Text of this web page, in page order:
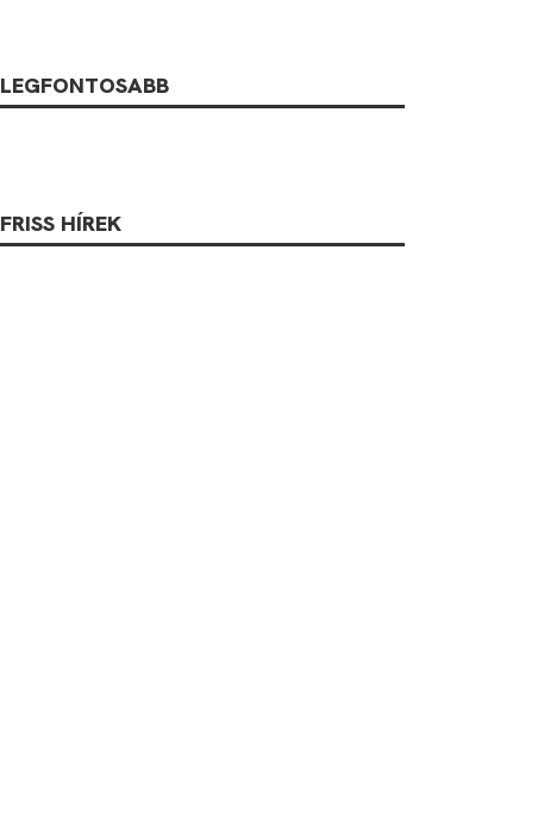
LEGFONTOSABB
FRISS HÍREK